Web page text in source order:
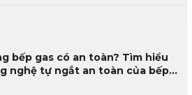
bếp gas có an toàn? Tìm hiểu
nghệ tự ngắt an toàn của bếp